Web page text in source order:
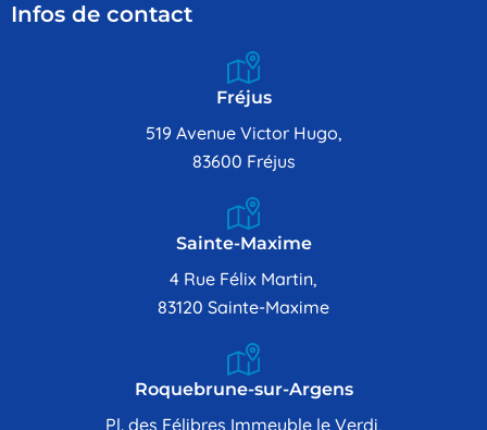
Infos de contact
Fréjus
519 Avenue Victor Hugo,
83600 Fréjus
Sainte-Maxime
4 Rue Félix Martin,
83120 Sainte-Maxime
Roquebrune-sur-Argens
Pl. des Félibres Immeuble le Verdi,